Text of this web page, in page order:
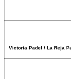
Victoria Padel / La Reja